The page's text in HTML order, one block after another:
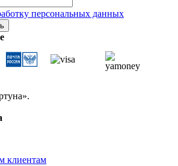
персональных данных
клиентам